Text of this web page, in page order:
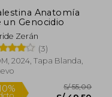
55%
dcto.
Anatomía
un Genocidio
Zerán
(3)
2024, Tapa Blanda,